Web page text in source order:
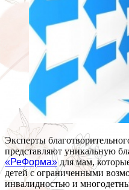
Эксперты
представляют уникальную
«РеФорма»для мам,
детей с ограниченными
инвалидностью и